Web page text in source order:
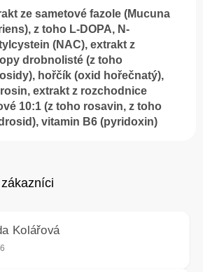
ze sametové fazole (Mucuna
z toho L-DOPA, N-
(NAC), extrakt z
drobnolisté (z toho
hořčík (oxid hořečnatý),
extrakt z rozchodnice
10:1 (z toho rosavin, z toho
vitamin B6 (pyridoxin)
Kolářová
obchodu je 5 z 5 hvězdiček.